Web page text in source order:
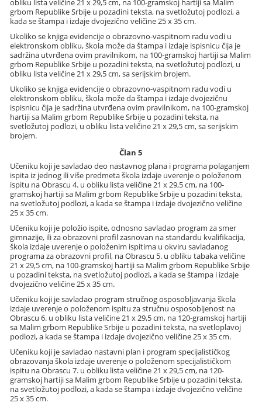
obliku lista veličine 21 x 29,5 cm, na 100-gramskoj hartiji sa Malim
grbom Republike Srbije u pozadini teksta, na svetložutoj podlozi, a
kada se štampa i izdaje dvojezično veličine 25 x 35 cm.
Ukoliko se knjiga evidencije o obrazovno-vaspitnom radu vodi u
elektronskom obliku, škola može da štampa i izdaje ispisnicu čija je
sadržina utvrđena ovim pravilnikom, na 100-gramskoj hartiji sa Malim
grbom Republike Srbije u pozadini teksta, na svetložutoj podlozi, u
obliku lista veličine 21 x 29,5 cm, sa serijskim brojem.
Ukoliko se knjiga evidencije o obrazovno-vaspitnom radu vodi u
elektronskom obliku, škola može da štampa i izdaje dvojezičnu
ispisnicu čija je sadržina utvrđena ovim pravilnikom, na 100-gramskoj
hartiji sa Malim grbom Republike Srbije u pozadini teksta, na
svetložutoj podlozi, u obliku lista veličine 21 x 29,5 cm, sa serijskim
brojem.
Član 5
Učeniku koji je savladao deo nastavnog plana i programa polaganjem
ispita iz jednog ili više predmeta škola izdaje uverenje o položenom
ispitu na Obrascu 4. u obliku lista veličine 21 x 29,5 cm, na 100-
gramskoj hartiji sa Malim grbom Republike Srbije u pozadini teksta,
na svetložutoj podlozi, a kada se štampa i izdaje dvojezično veličine
25 x 35 cm.
Učeniku koji je položio ispite, odnosno savladao program za smer
gimnazije, ili za obrazovni profil zasnovan na standardu kvalifikacija,
škola izdaje uverenje o položenim ispitima u okviru savladanog
programa za obrazovni profil, na Obrascu 5. u obliku tabaka veličine
21 x 29,5 cm, na 100-gramskoj hartiji sa Malim grbom Republike Srbije
u pozadini teksta, na svetložutoj podlozi, a kada se štampa i izdaje
dvojezično veličine 25 x 35 cm.
Učeniku koji je savladao program stručnog osposobljavanja škola
izdaje uverenje o položenom ispitu za stručnu osposobljenost na
Obrascu 6. u obliku lista veličine 21 x 29,5 cm, na 120-gramskoj hartiji
sa Malim grbom Republike Srbije u pozadini teksta, na svetloplavoj
podlozi, a kada se štampa i izdaje dvojezično veličine 25 x 35 cm.
Učeniku koji je savladao nastavni plan i program specijalističkog
obrazovanja škola izdaje uverenje o položenom specijalističkom
ispitu na Obrascu 7. u obliku lista veličine 21 x 29,5 cm, na 120-
gramskoj hartiji sa Malim grbom Republike Srbije u pozadini teksta,
na svetložutoj podlozi, a kada se štampa i izdaje dvojezično veličine
25 x 35 cm.